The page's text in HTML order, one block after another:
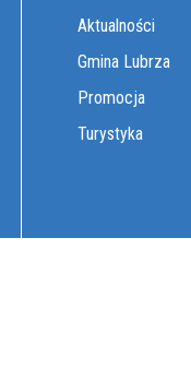
Aktualności
Gmina Lubrza
Promocja
Turystyka